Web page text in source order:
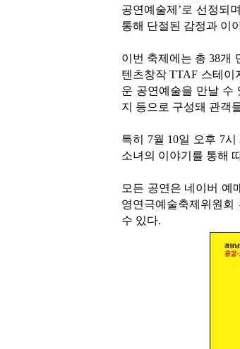
공연예술제’로 선정되
통해 단절된 감정과 이
이번 축제에는 총 38개
텐츠창작 TTAF 스테
운 공연예술을 만날 수
지 등으로 구성돼 관객
특히 7월 10일 오후 7
소녀의 이야기를 통해
모든 공연은 네이버 예
영연극예술축제위원회
수 있다.